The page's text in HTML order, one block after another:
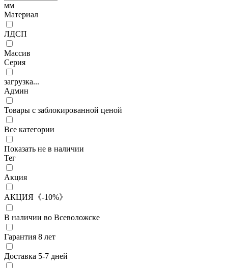
мм
Материал
ЛДСП
Массив
Серия
загрузка...
Админ
Товары с заблокированной ценой
Все категории
Показать не в наличии
Тег
Акция
АКЦИЯ《-10%》
В наличии во Всеволожске
Гарантия 8 лет
Доставка 5-7 дней